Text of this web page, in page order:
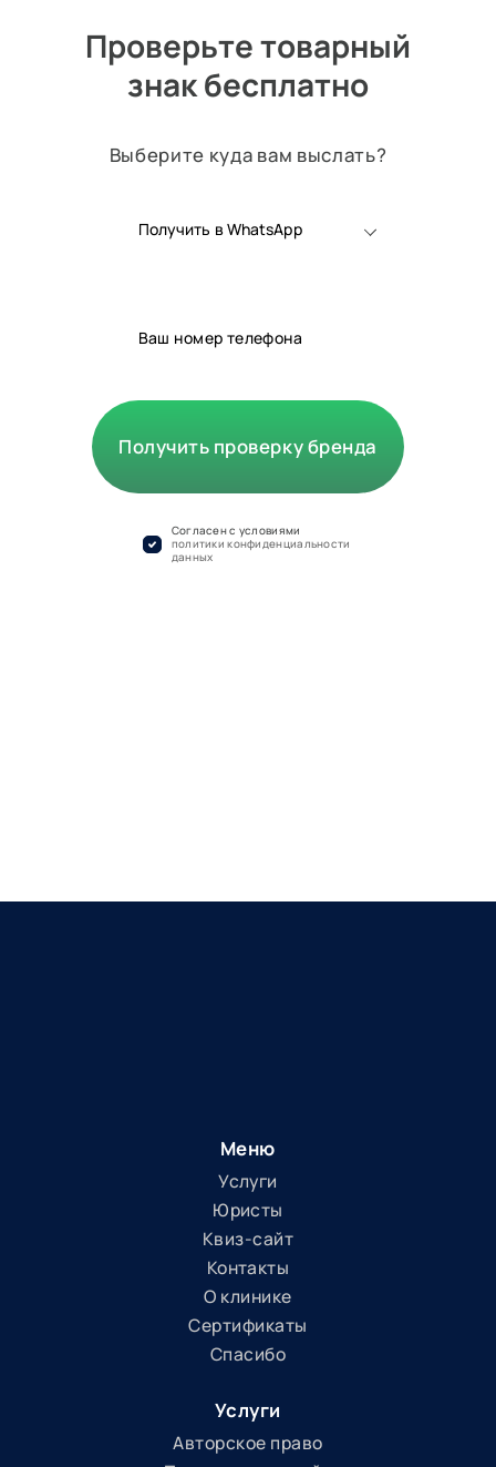
Проверьте товарный
знак бесплатно
Выберите куда вам выслать?
Получить в WhatsApp
Получить проверку бренда
Cогласен с условиями
политики конфиденциальности
данных
Меню
Услуги
Юристы
Квиз-сайт
Контакты
О клинике
Сертификаты
Спасибо
Услуги
Авторское право